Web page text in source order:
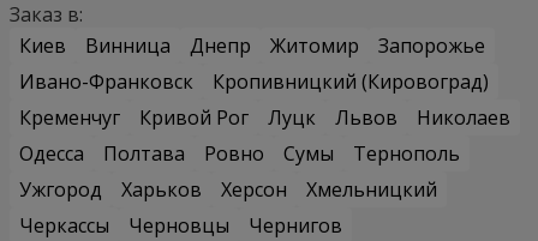
Заказ в:
Киев
Винница Днепр Житомир
Запорожье
Ивано-Франковск
Кропивницкий (Кировоград)
Кременчуг
Кривой Рог Луцк Львов
Николаев
Одесса
Полтава Ровно Сумы
Тернополь
Ужгород
Харьков Херсон
Хмельницкий
Черкассы
Черновцы
Чернигов